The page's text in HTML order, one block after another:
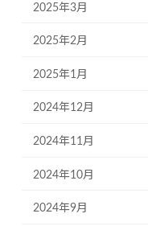
2025年3月
2025年2月
2025年1月
2024年12月
2024年11月
2024年10月
2024年9月